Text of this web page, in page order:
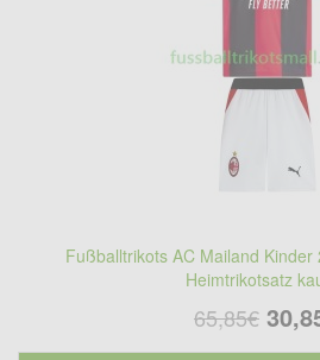
Fußballtrikots AC Mailand
Heimtrikotsatz
65,85€